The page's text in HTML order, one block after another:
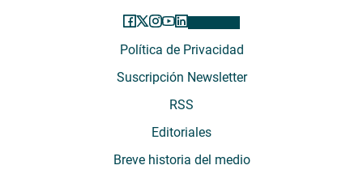
Política de Privacidad
Suscripción Newsletter
RSS
Editoriales
Breve historia del medio